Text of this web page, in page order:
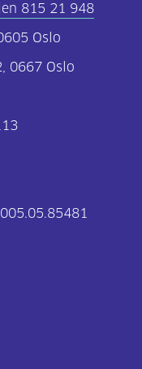
815 21 948
Oslo
0667 Oslo